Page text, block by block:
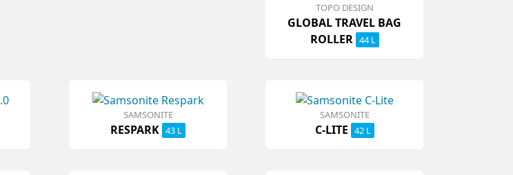
TOPO DESIGN
GLOBAL TRAVEL BAG
ROLLER 44 L
SAMSONITE
RESPARK 43 L
SAMSONITE
C-LITE 42 L